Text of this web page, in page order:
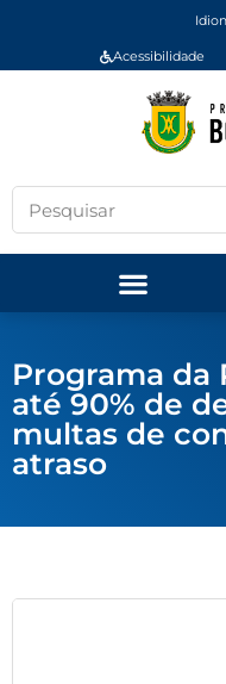
Acessibilidade
Programa da
até 90% de
multas de
atraso